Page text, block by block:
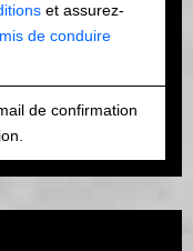
et assurez-
de conduire
de confirmation